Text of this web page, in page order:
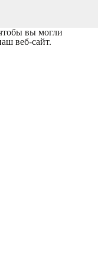
вы могли
веб-сайт.